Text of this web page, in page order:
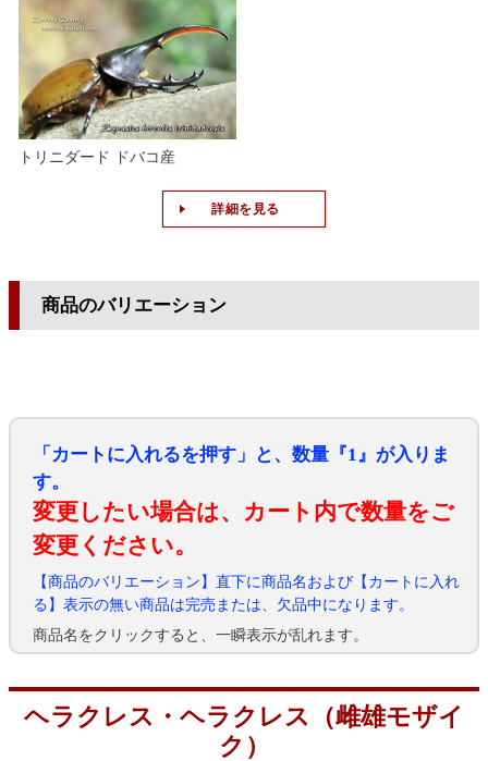
トリニダード ドバコ産
詳細を見る
商品のバリエーション
「カートに入れるを押す」と、数量『1』が入りま
す。
変更したい場合は、カート内で数量をご
変更ください。
【商品のバリエーション】直下に商品名および【カートに入れ
る】表示の無い商品は完売または、欠品中になります。
商品名をクリックすると、一瞬表示が乱れます。
ヘラクレス・ヘラクレス（雌雄モザイ
ク）